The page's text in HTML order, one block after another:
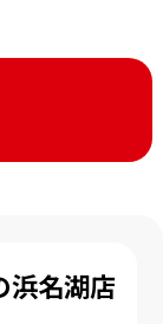
浜名湖店